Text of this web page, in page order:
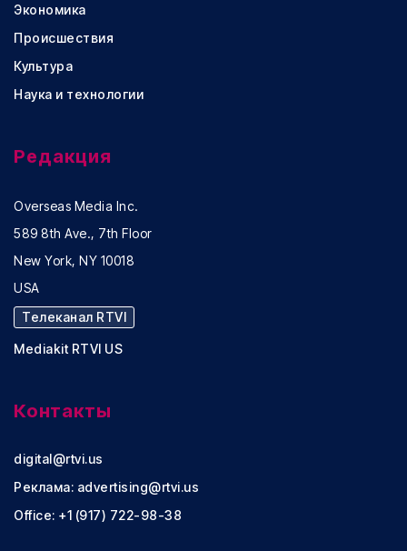
Экономика
Происшествия
Культура
Наука и технологии
Редакция
Overseas Media Inc.
589 8th Ave., 7th Floor
New York, NY 10018
USA
Телеканал RTVI
Mediakit RTVI US
Контакты
digital@rtvi.us
Реклама: advertising@rtvi.us
Office: +1 (917) 722-98-38